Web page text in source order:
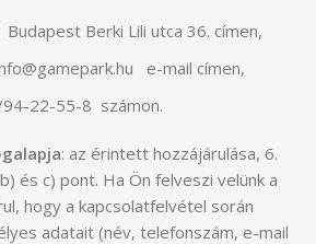
Berki Lili utca 36. címen,
e-mail címen,
22-55-8 számon.
: az érintett hozzájárulása, 6.
és c) pont. Ha Ön felveszi velünk a
hogy a kapcsolatfelvétel során
adatait (név, telefonszám, e-mail